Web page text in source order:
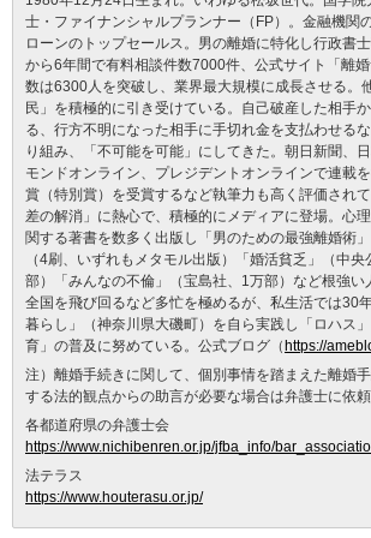
士・ファイナンシャルプランナー（FP）。金融機関
ローンのトップセールス。男の離婚に特化し行政書
から6年間で有料相談件数7000件、公式サイト「離
数は6300人を突破し、業界最大規模に成長させる。
民」を積極的に引き受けている。自己破産した相手
る、行方不明になった相手に手切れ金を支払わせる
り組み、「不可能を可能」にしてきた。朝日新聞、
モンドオンライン、プレジデントオンラインで連載
賞（特別賞）を受賞するなど執筆力も高く評価され
差の解消」に熱心で、積極的にメディアに登場。心
関する著書を数多く出版し「男のための最強離婚術」
（4刷、いずれもメタモル出版）「婚活貧乏」（中
部）「みんなの不倫」（宝島社、1万部）など根強い
全国を飛び回るなど多忙を極めるが、私生活では30
暮らし」（神奈川県大磯町）を自ら実践し「ロハス
育」の普及に努めている。公式ブログ（https://
注）離婚手続きに関して、個別事情を踏まえた離婚
する法的観点からの助言が必要な場合は弁護士に依頼
各都道府県の弁護士会
https://www.nichibenren.or.jp/jfba_info/
法テラス
https://www.houterasu.or.jp/